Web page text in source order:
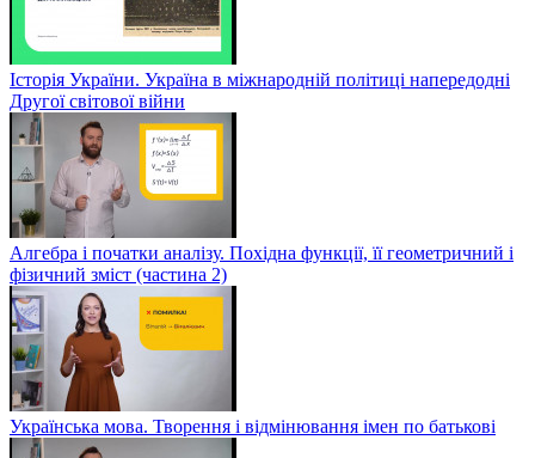
Історія України. Україна в міжнародній політиці напередодні
Другої світової війни
Алгебра і початки аналізу. Похідна функції, її геометричний і
фізичний зміст (частина 2)
Українська мова. Творення і відмінювання імен по батькові